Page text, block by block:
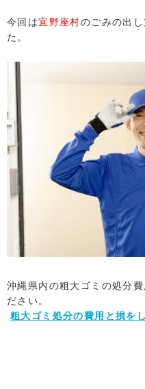
今回は宜野座村のごみの出
た。
沖縄県内の粗大ゴミの処分
ださい。
粗大ゴミ処分の費用と損を